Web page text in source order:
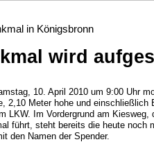
in Königsbronn
wird
10. April 2010 um 9:00 Uhr
2,10 Meter hohe und einschließlich
LKW. Im Vordergrund am Kiesweg,
führt, steht bereits die heute noch
den Namen der Spender.